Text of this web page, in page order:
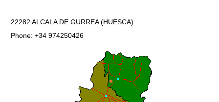
22282 ALCALA DE GURREA (HUESCA)
Phone: +34 974250426